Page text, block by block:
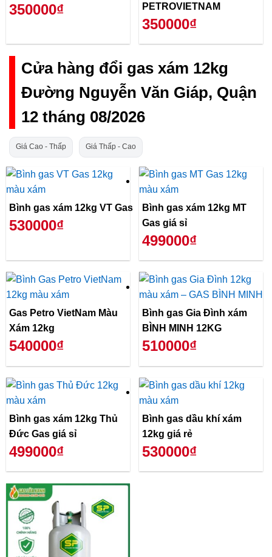
350000₫
PETROVIETNAM
350000₫
Cửa hàng đổi gas xám 12kg
Đường Nguyễn Văn Giáp, Quận
12 tháng 08/2026
Giá Cao - Thấp Giá Thấp - Cao
Bình gas xám 12kg VT Gas
530000₫
Bình gas xám 12kg MT
Gas giá sỉ
499000₫
Gas Petro VietNam Màu
Xám 12kg
540000₫
Bình gas Gia Đình xám
BÌNH MINH 12KG
510000₫
Bình gas xám 12kg Thủ
Đức Gas giá sỉ
499000₫
Bình gas dầu khí xám
12kg giá rẻ
530000₫